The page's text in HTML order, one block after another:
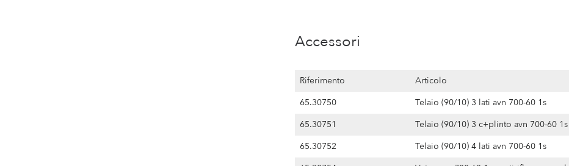
Accessori
Riferimento
Articolo
65.30750
Telaio (90/10) 3 lati avn 700-60 1s
65.30751
Telaio (90/10) 3 c+plinto avn 700-60 1s
65.30752
Telaio (90/10) 4 lati avn 700-60 1s